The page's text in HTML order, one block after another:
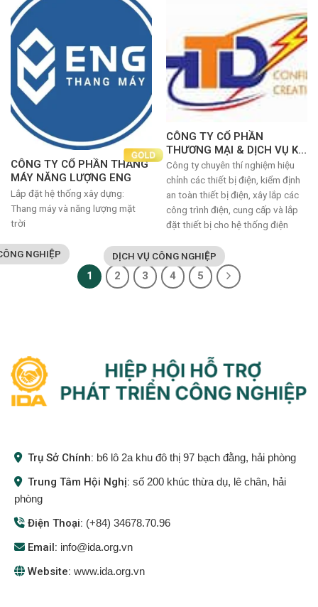
CÔNG TY CỔ PHẦN THANG
MÁY NĂNG LƯỢNG ENG
NGHIỆP
Lắp đặt hệ thống xây dựng:
Thang máy và năng lượng mặt
trời
CÔNG TY CỔ PHẦN
THƯƠNG MẠI & DỊCH VỤ KỸ
THUẬT HTD
DỊCH VỤ CÔNG NGHIỆP
Công ty chuyên thí nghiệm hiệu
chỉnh các thiết bị điện, kiểm định
an toàn thiết bị điện, xây lắp các
công trình điện, cung cấp và lắp
đặt thiết bị cho hệ thống điện
1 2 3 4 5
Trụ Sở Chính: b6 lô 2a khu đô thị 97 bạch đằng, hải phòng
Trung Tâm Hội Nghị: số 200 khúc thừa dụ, lê chân, hải
phòng
Điện Thoại: (+84) 34678.70.96
Email: info@ida.org.vn
Website: www.ida.org.vn